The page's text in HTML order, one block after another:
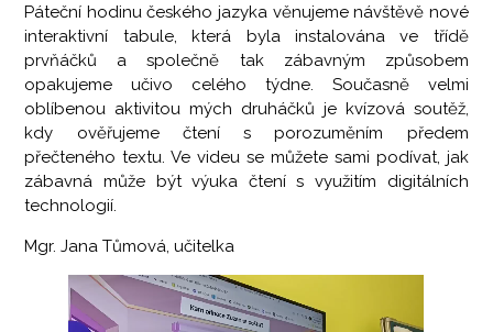
Páteční hodinu českého jazyka věnujeme návštěvě nové
interaktivní tabule, která byla instalována ve třídě
prvňáčků a společně tak zábavným způsobem
opakujeme učivo celého týdne. Současně velmi
oblíbenou aktivitou mých druháčků je kvízová soutěž,
kdy ověřujeme čtení s porozuměním předem
přečteného textu. Ve videu se můžete sami podívat, jak
zábavná může být výuka čtení s využitím digitálních
technologií.
Mgr. Jana Tůmová, učitelka